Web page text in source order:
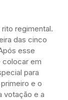
regimental.
das cinco
esse
colocar em
para
e o
votação e a